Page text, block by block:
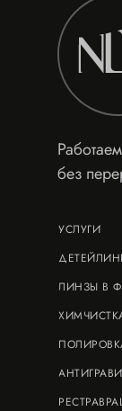
без
УСЛУГИ
ЛИНЗЫ В